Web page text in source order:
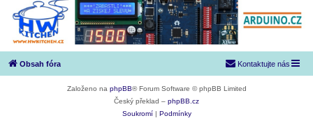
Obsah fóra Kontaktujte nás
Založeno na phpBB® Forum Software © phpBB Limited
Český překlad – phpBB.cz
Soukromí
Podmínky